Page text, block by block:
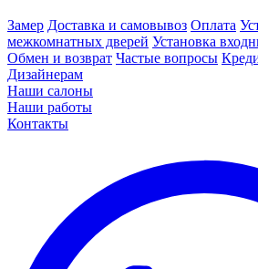
Замер Доставка и самовывоз Оплата
межкомнатных дверей Установка
Обмен и возврат Частые вопросы
Дизайнерам
Наши салоны
Наши работы
Контакты